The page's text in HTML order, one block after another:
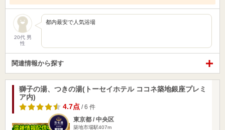
20代 男
性
都内最安で人気浴場
関連情報から探す
獅子の湯、つきの湯(トーセイホテル ココネ築地銀座プレミ
ア内)
4.7点 / 6 件
東京都 / 中央区
築地市場駅407m